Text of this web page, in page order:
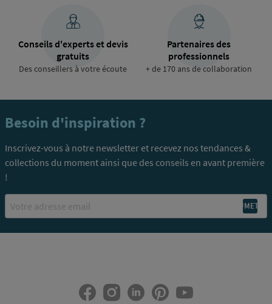
Conseils d'experts et devis
gratuits
Des conseillers à votre écoute
Partenaires des
professionnels
+ de 170 ans de collaboration
Besoin d'inspiration ?
Inscrivez-vous à notre newsletter et recevez nos tendances &
collections du moment ainsi que des conseils en avant première
!